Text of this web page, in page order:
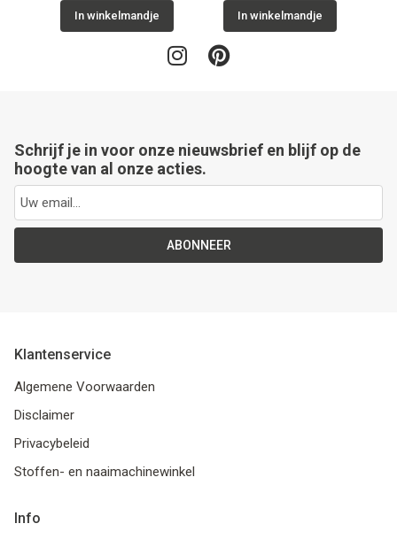
In winkelmandje In winkelmandje
Schrijf je in voor onze nieuwsbrief en blijf op de
hoogte van al onze acties.
ABONNEER
Klantenservice
Algemene Voorwaarden
Disclaimer
Privacybeleid
Stoffen- en naaimachinewinkel
Info